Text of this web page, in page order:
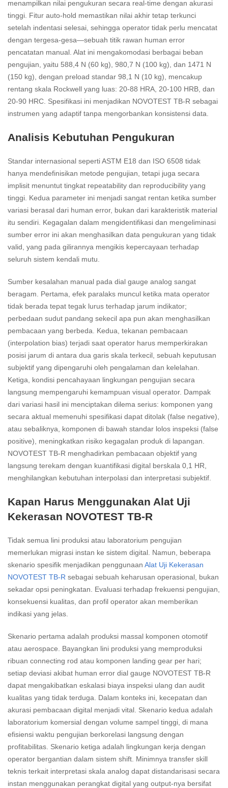
menampilkan nilai pengukuran secara real-time dengan akurasi
tinggi. Fitur auto-hold memastikan nilai akhir tetap terkunci
setelah indentasi selesai, sehingga operator tidak perlu mencatat
dengan tergesa-gesa—sebuah titik rawan human error
pencatatan manual. Alat ini mengakomodasi berbagai beban
pengujian, yaitu 588,4 N (60 kg), 980,7 N (100 kg), dan 1471 N
(150 kg), dengan preload standar 98,1 N (10 kg), mencakup
rentang skala Rockwell yang luas: 20-88 HRA, 20-100 HRB, dan
20-90 HRC. Spesifikasi ini menjadikan NOVOTEST TB-R sebagai
instrumen yang adaptif tanpa mengorbankan konsistensi data.
Analisis Kebutuhan Pengukuran
Standar internasional seperti ASTM E18 dan ISO 6508 tidak
hanya mendefinisikan metode pengujian, tetapi juga secara
implisit menuntut tingkat repeatability dan reproducibility yang
tinggi. Kedua parameter ini menjadi sangat rentan ketika sumber
variasi berasal dari human error, bukan dari karakteristik material
itu sendiri. Kegagalan dalam mengidentifikasi dan mengeliminasi
sumber error ini akan menghasilkan data pengukuran yang tidak
valid, yang pada gilirannya mengikis kepercayaan terhadap
seluruh sistem kendali mutu.
Sumber kesalahan manual pada dial gauge analog sangat
beragam. Pertama, efek paralaks muncul ketika mata operator
tidak berada tepat tegak lurus terhadap jarum indikator;
perbedaan sudut pandang sekecil apa pun akan menghasilkan
pembacaan yang berbeda. Kedua, tekanan pembacaan
(interpolation bias) terjadi saat operator harus memperkirakan
posisi jarum di antara dua garis skala terkecil, sebuah keputusan
subjektif yang dipengaruhi oleh pengalaman dan kelelahan.
Ketiga, kondisi pencahayaan lingkungan pengujian secara
langsung mempengaruhi kemampuan visual operator. Dampak
dari variasi hasil ini menciptakan dilema serius: komponen yang
secara aktual memenuhi spesifikasi dapat ditolak (false negative),
atau sebaliknya, komponen di bawah standar lolos inspeksi (false
positive), meningkatkan risiko kegagalan produk di lapangan.
NOVOTEST TB-R menghadirkan pembacaan objektif yang
langsung terekam dengan kuantifikasi digital berskala 0,1 HR,
menghilangkan kebutuhan interpolasi dan interpretasi subjektif.
Kapan Harus Menggunakan Alat Uji
Kekerasan NOVOTEST TB-R
Tidak semua lini produksi atau laboratorium pengujian
memerlukan migrasi instan ke sistem digital. Namun, beberapa
skenario spesifik menjadikan penggunaan Alat Uji Kekerasan
NOVOTEST TB-R sebagai sebuah keharusan operasional, bukan
sekadar opsi peningkatan. Evaluasi terhadap frekuensi pengujian,
konsekuensi kualitas, dan profil operator akan memberikan
indikasi yang jelas.
Skenario pertama adalah produksi massal komponen otomotif
atau aerospace. Bayangkan lini produksi yang memproduksi
ribuan connecting rod atau komponen landing gear per hari;
setiap deviasi akibat human error dial gauge NOVOTEST TB-R
dapat mengakibatkan eskalasi biaya inspeksi ulang dan audit
kualitas yang tidak terduga. Dalam konteks ini, kecepatan dan
akurasi pembacaan digital menjadi vital. Skenario kedua adalah
laboratorium komersial dengan volume sampel tinggi, di mana
efisiensi waktu pengujian berkorelasi langsung dengan
profitabilitas. Skenario ketiga adalah lingkungan kerja dengan
operator bergantian dalam sistem shift. Minimnya transfer skill
teknis terkait interpretasi skala analog dapat distandarisasi secara
instan menggunakan perangkat digital yang output-nya bersifat